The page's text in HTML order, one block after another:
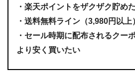
・楽天ポイントをザクザク貯め
・ 送料無料ライン（3,980円以上
・セール時期に配布されるクー
より安く買いたい